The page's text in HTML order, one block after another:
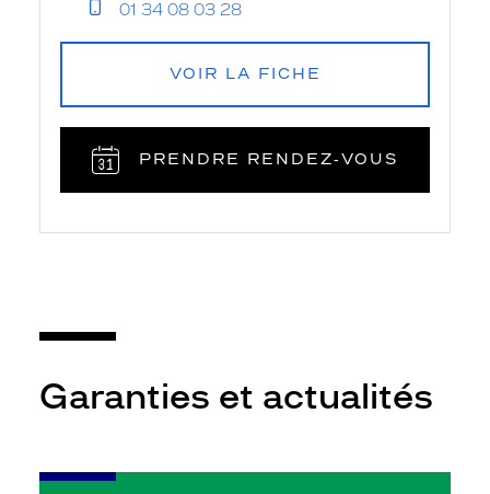
01 34 08 03 28
VOIR LA FICHE
PRENDRE RENDEZ‑VOUS
Garanties et actualités
-